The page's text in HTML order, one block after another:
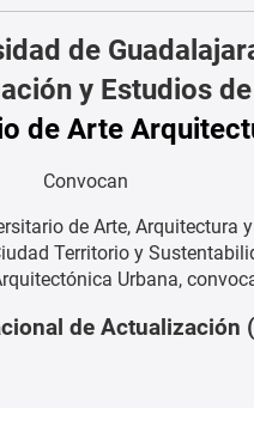
de
y Estudios
de Arte
Convocan
de Arte,
Territorio y
Urbana,
de Actualización